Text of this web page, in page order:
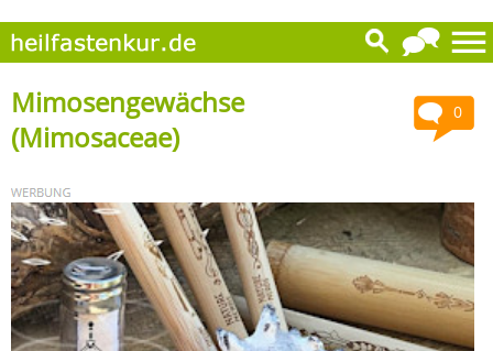
0
Mimosengewächse
(Mimosaceae)